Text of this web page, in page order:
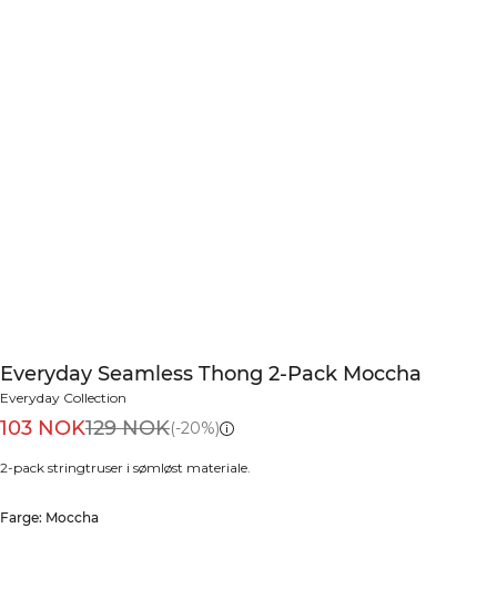
Everyday Seamless Thong 2-Pack Moccha
Everyday Collection
103 NOK129 NOK(-20%)
2-pack stringtruser i sømløst materiale.
Farge: Moccha